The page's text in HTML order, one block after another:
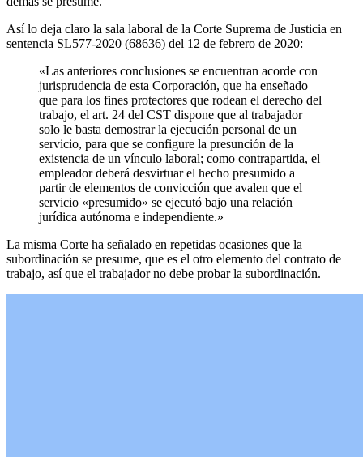
Así lo deja claro la sala laboral de la Corte Suprema de Justicia en
sentencia SL577-2020 (68636) del 12 de febrero de 2020:
«Las anteriores conclusiones se encuentran acorde con
jurisprudencia de esta Corporación, que ha enseñado
que para los fines protectores que rodean el derecho del
trabajo, el art. 24 del CST dispone que al trabajador
solo le basta demostrar la ejecución personal de un
servicio, para que se configure la presunción de la
existencia de un vínculo laboral; como contrapartida, el
empleador deberá desvirtuar el hecho presumido a
partir de elementos de convicción que avalen que el
servicio «presumido» se ejecutó bajo una relación
jurídica autónoma e independiente.»
La misma Corte ha señalado en repetidas ocasiones que la
subordinación se presume, que es el otro elemento del contrato de
trabajo, así que el trabajador no debe probar la subordinación.